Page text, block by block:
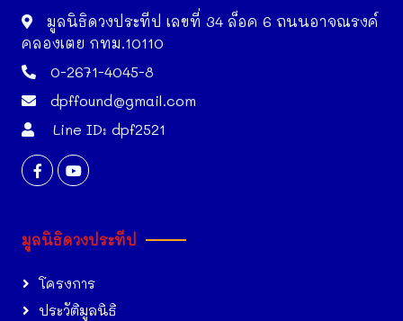
มูลนิธิดวงประทีป เลขที่ 34 ล็อค 6 ถนนอาจณรงค์
คลองเตย กทม.10110
0-2671-4045-8
dpffound@gmail.com
Line ID: dpf2521
มูลนิธิดวงประทีป
โครงการ
ประวัติมูลนิธิ